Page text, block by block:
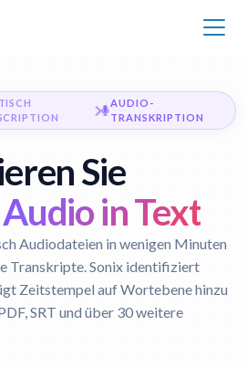
AUDIO-
TRANSKRIPTION
Sie
in Text
Audiodateien in wenigen Minuten
Transkripte. Sonix identifiziert
Zeitstempel auf Wortebene hinzu
SRT und über 30 weitere